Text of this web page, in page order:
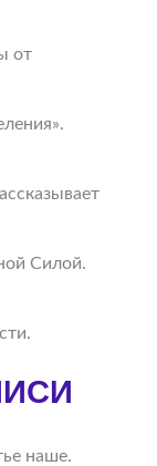
от
Силой.
наше.